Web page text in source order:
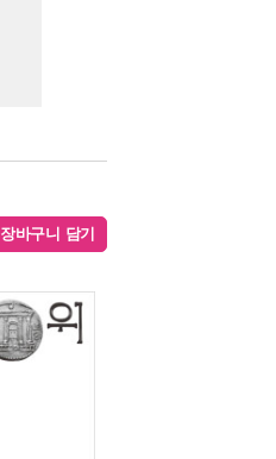
장바구니 담기